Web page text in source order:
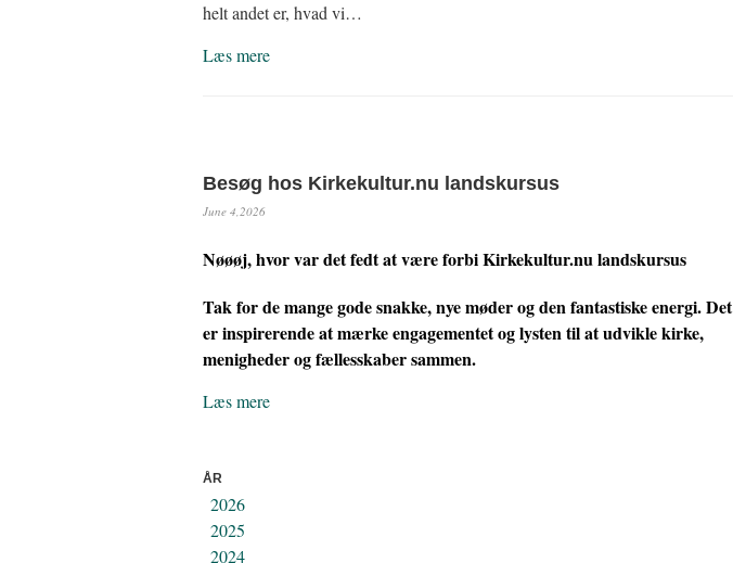
helt andet er, hvad vi…
Læs mere
Besøg hos Kirkekultur.nu landskursus
June 4,2026
Nøøøj, hvor var det fedt at være forbi Kirkekultur.nu landskursus
Tak for de mange gode snakke, nye møder og den fantastiske energi. Det
er inspirerende at mærke engagementet og lysten til at udvikle kirke,
menigheder og fællesskaber sammen.
Læs mere
ÅR
2026
2025
2024